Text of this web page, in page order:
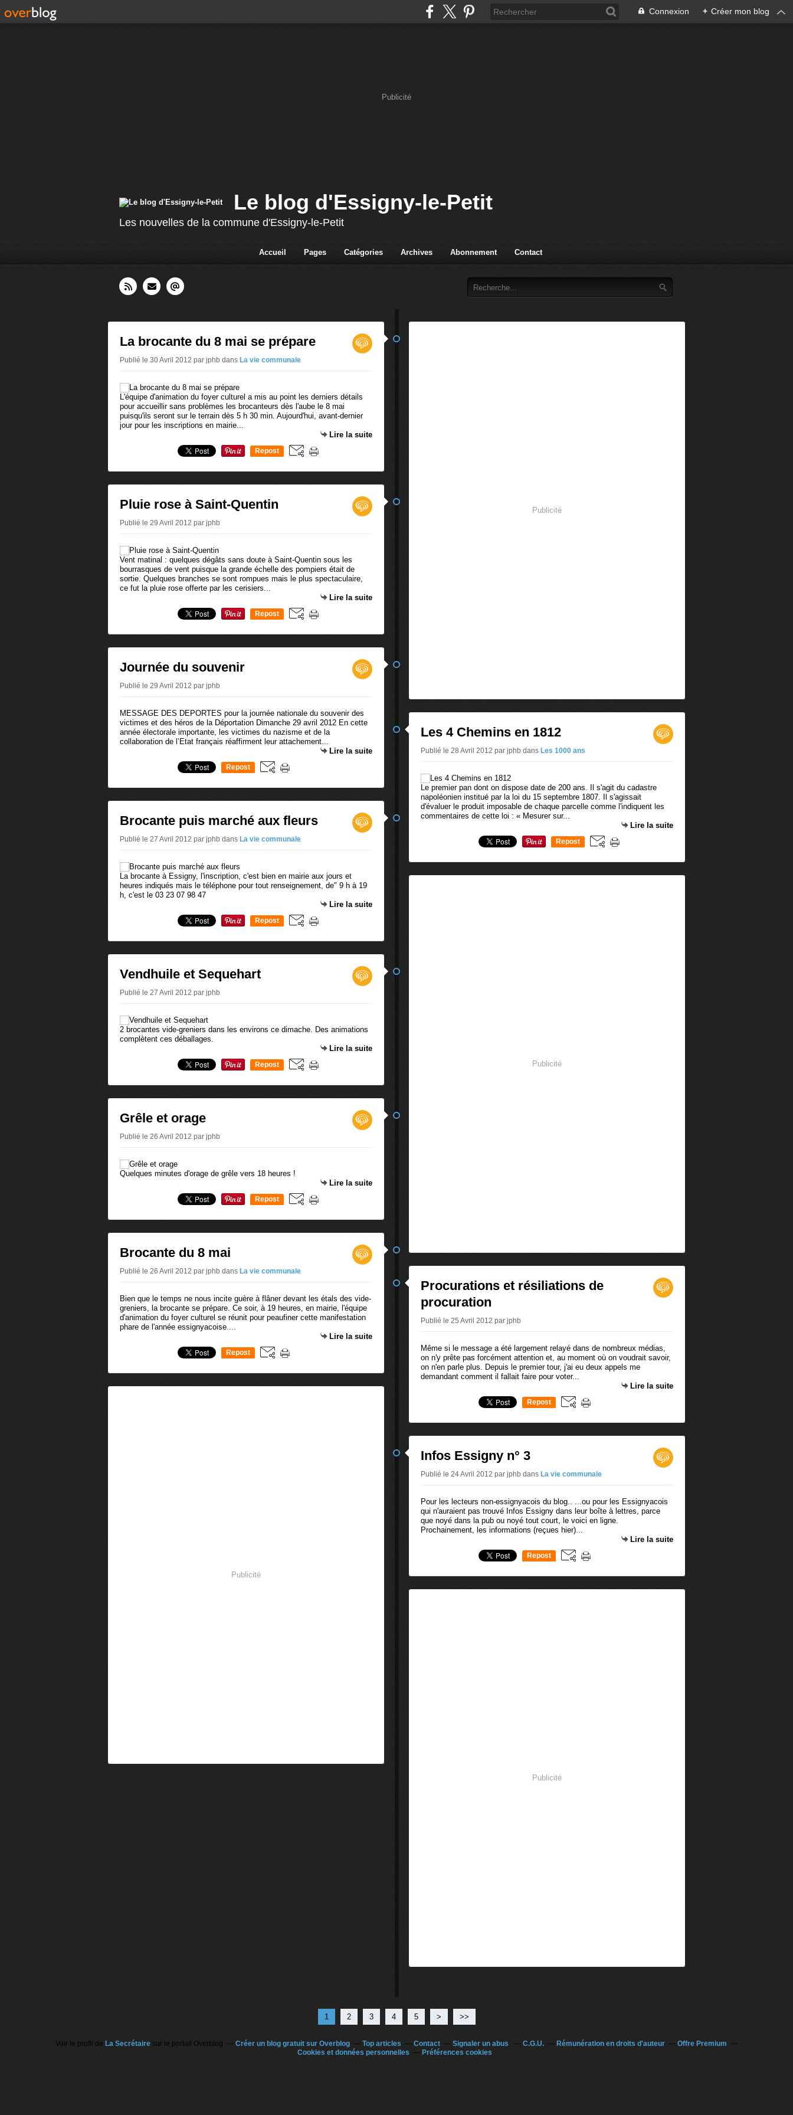
Connexion + Créer mon blog
Publicité
Le blog d'Essigny-le-Petit
Les nouvelles de la commune d'Essigny-le-Petit
Accueil Pages Catégories Archives Abonnement Contact
La brocante du 8 mai se prépare
Publié le 30 Avril 2012 par jphb dans La vie communale
L'équipe d'animation du foyer culturel a mis au point les derniers détails
pour accueillir sans problèmes les brocanteurs dès l'aube le 8 mai
puisqu'ils seront sur le terrain dès 5 h 30 min. Aujourd'hui, avant-dernier
jour pour les inscriptions en mairie...
Lire la suite
Repost
Pluie rose à Saint-Quentin
Publié le 29 Avril 2012 par jphb
Vent matinal : quelques dégâts sans doute à Saint-Quentin sous les
bourrasques de vent puisque la grande échelle des pompiers était de
sortie. Quelques branches se sont rompues mais le plus spectaculaire,
ce fut la pluie rose offerte par les cerisiers...
Lire la suite
Repost
Journée du souvenir
Publié le 29 Avril 2012 par jphb
MESSAGE DES DEPORTES pour la journée nationale du souvenir des
victimes et des héros de la Déportation Dimanche 29 avril 2012 En cette
année électorale importante, les victimes du nazisme et de la
collaboration de l’Etat français réaffirment leur attachement...
Lire la suite
Repost
Brocante puis marché aux fleurs
Publié le 27 Avril 2012 par jphb dans La vie communale
La brocante à Essigny, l'inscription, c'est bien en mairie aux jours et
heures indiqués mais le téléphone pour tout renseignement, de" 9 h à 19
h, c'est le 03 23 07 98 47
Lire la suite
Repost
Vendhuile et Sequehart
Publié le 27 Avril 2012 par jphb
2 brocantes vide-greniers dans les environs ce dimache. Des animations
complètent ces déballages.
Lire la suite
Repost
Grêle et orage
Publié le 26 Avril 2012 par jphb
Quelques minutes d'orage de grêle vers 18 heures !
Lire la suite
Repost
Brocante du 8 mai
Publié le 26 Avril 2012 par jphb dans La vie communale
Bien que le temps ne nous incite guère à flâner devant les étals des vide-
greniers, la brocante se prépare. Ce soir, à 19 heures, en mairie, l'équipe
d'animation du foyer culturel se réunit pour peaufiner cette manifestation
phare de l'année essignyacoise....
Lire la suite
Repost
Publicité
Publicité
Les 4 Chemins en 1812
Publié le 28 Avril 2012 par jphb dans Les 1000 ans
Le premier pan dont on dispose date de 200 ans. Il s'agit du cadastre
napoléonien institué par la loi du 15 septembre 1807. Il s'agissait
d'évaluer le produit imposable de chaque parcelle comme l'indiquent les
commentaires de cette loi : « Mesurer sur...
Lire la suite
Repost
Publicité
Procurations et résiliations de
procuration
Publié le 25 Avril 2012 par jphb
Même si le message a été largement relayé dans de nombreux médias,
on n'y prête pas forcément attention et, au moment où on voudrait savoir,
on n'en parle plus. Depuis le premier tour, j'ai eu deux appels me
demandant comment il fallait faire pour voter...
Lire la suite
Repost
Infos Essigny n° 3
Publié le 24 Avril 2012 par jphb dans La vie communale
Pour les lecteurs non-essignyacois du blog.. ...ou pour les Essignyacois
qui n'auraient pas trouvé Infos Essigny dans leur boîte à lettres, parce
que noyé dans la pub ou noyé tout court, le voici en ligne.
Prochainement, les informations (reçues hier)...
Lire la suite
Repost
Publicité
1 2 3 4 5 > >>
Voir le profil de La Secrétaire sur le portail Overblog Créer un blog gratuit sur Overblog Top articles Contact Signaler un abus C.G.U. Rémunération en droits d'auteur
Offre Premium
Cookies et données personnelles
Préférences cookies